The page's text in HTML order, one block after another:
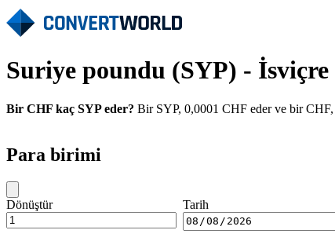
Suriye poundu (SYP) -
Bir CHF kaç SYP eder? Bir SYP, 0,0001 CHF eder ve bir
Para birimi
Dönüştür Tarih